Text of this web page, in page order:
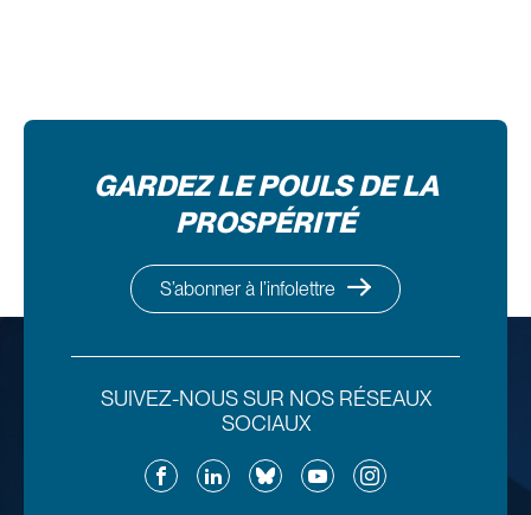
GARDEZ LE POULS DE LA
PROSPÉRITÉ
S’abonner à l’infolettre
SUIVEZ-NOUS SUR NOS RÉSEAUX
SOCIAUX
FacebookLinkedInBlueskyYouTubeInstagram